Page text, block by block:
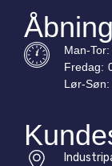
Man-Tor:
Fredag:
Lør-Søn: